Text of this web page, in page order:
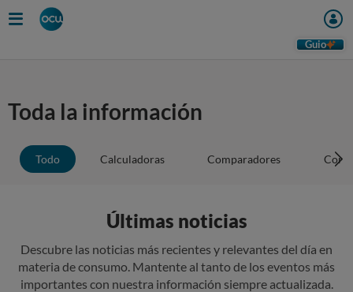
Guio
Toda la información
Todo Calculadoras Comparadores
Últimas noticias
Descubre las noticias más recientes y relevantes del día en
materia de consumo. Mantente al tanto de los eventos más
importantes con nuestra información siempre actualizada.